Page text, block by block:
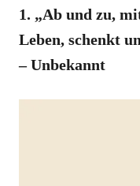
1. „Ab und zu,
Leben, schenkt
– Unbekannt